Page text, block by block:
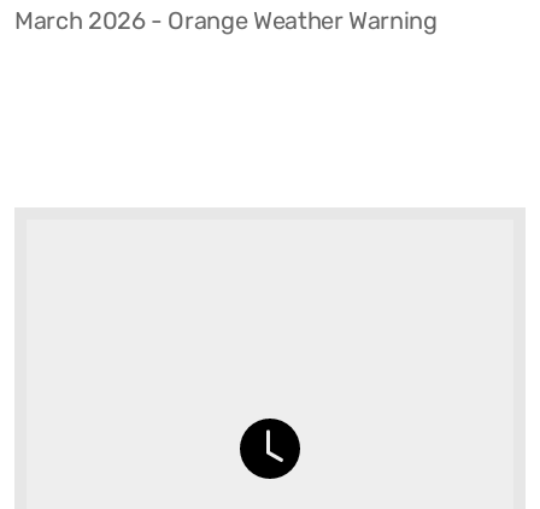
March 2026 - Orange Weather Warning